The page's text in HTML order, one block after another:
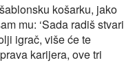
košarku, jako
mu: ‘Sada radiš stvari
igrač, više će te
karijera, ove tri